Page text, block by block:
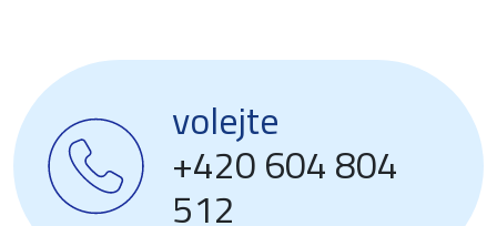
volejte
+420 604 804
512